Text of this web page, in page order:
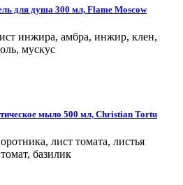
для душа 300 мл, Flame Moscow
инжира, амбра, инжир, клен,
мускус
мыло 500 мл, Christian Tortu
лист томата, листья
базилик